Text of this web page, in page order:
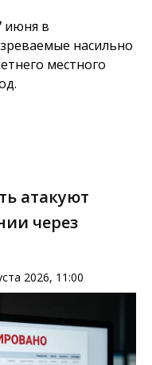
июня в
насильно
местного
атакуют
через
2026, 11:00